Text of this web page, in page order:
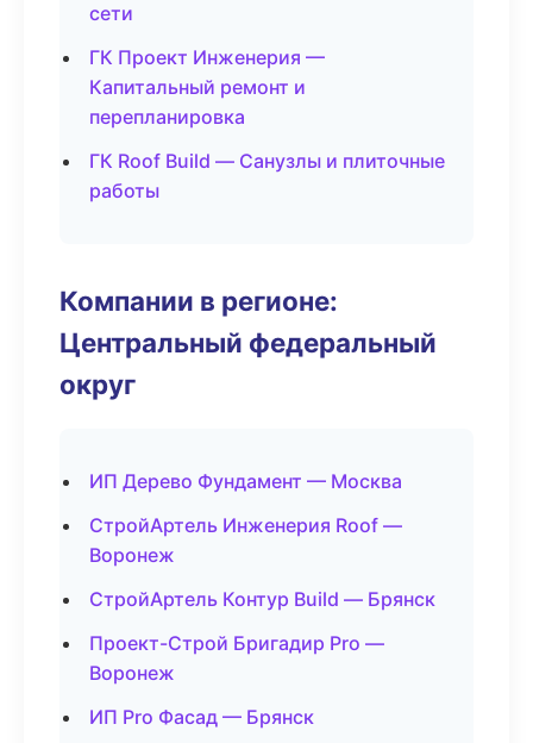
сети
ГК Проект Инженерия —
Капитальный ремонт и
перепланировка
ГК Roof Build — Санузлы и плиточные
работы
Компании в регионе:
Центральный федеральный
округ
ИП Дерево Фундамент — Москва
СтройАртель Инженерия Roof —
Воронеж
СтройАртель Контур Build — Брянск
Проект-Строй Бригадир Pro —
Воронеж
ИП Pro Фасад — Брянск